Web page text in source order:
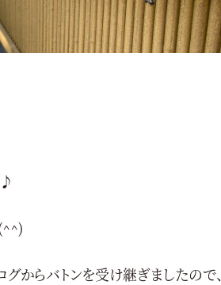
からバトンを受け継ぎましたので